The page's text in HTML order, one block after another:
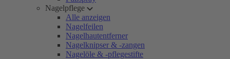
Nagelpflege
Alle anzeigen
Nagelfeilen
Nagelhautentferner
Nagelknipser & -zangen
Nagelöle & -pflegestifte